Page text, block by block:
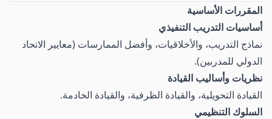
المقررات الأساسية
أساسيات التدريب التنفيذي
نماذج التدريب، والأخلاقيات، وأفضل الممارسات (معايير الاتحاد
الدولي للمدربين).
نظريات وأساليب القيادة
القيادة التحويلية، والقيادة الظرفية، والقيادة الخادمة.
السلوك التنظيمي